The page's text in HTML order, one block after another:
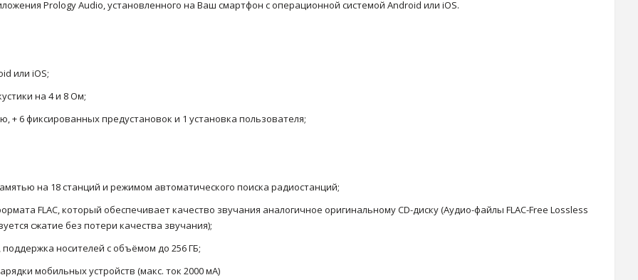
Prology Audio, установленного на Ваш смартфон с операционной системой Android или iOS.
или iOS;
на 4 и 8 Ом;
+ 6 фиксированных предустановок и 1 установка пользователя;
на 18 станций и режимом автоматического поиска радиостанций;
FLAC, который обеспечивает качество звучания аналогичное оригинальному CD-диску (Аудио-файлы FLAC-Free Lossless
сжатие без потери качества звучания);
носителей с объёмом до 256 ГБ;
мобильных устройств (макс. ток 2000 мА)